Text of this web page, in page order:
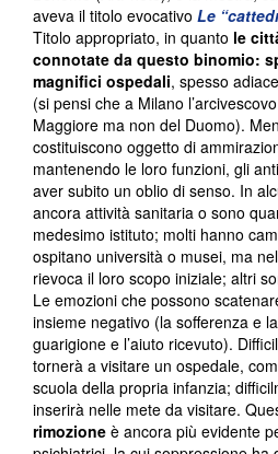
aveva il titolo evocativo Le
Titolo appropriato, in quanto le
connotate da questo binomio:
magnifici ospedali, spesso
(si pensi che a Milano
Maggiore ma non del Duomo).
costituiscono oggetto di
mantenendo le loro funzioni, gli
aver subito un oblio di senso. In
ancora attività sanitaria o sono
medesimo istituto; molti hanno
ospitano università o musei, ma
rievoca il loro scopo iniziale; altri
Le emozioni che possono
insieme negativo (la sofferenza e
guarigione e l’aiuto ricevuto).
tornerà a visitare un ospedale,
scuola della propria infanzia;
inserirà nelle mete da visitare.
rimozione è ancora più evidente